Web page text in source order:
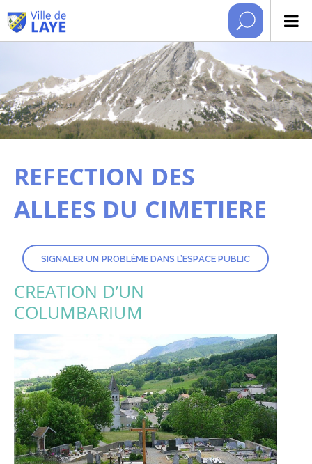
REFECTION DES
ALLEES DU CIMETIERE
SIGNALER UN PROBLÈME DANS L’ESPACE PUBLIC
CREATION D’UN
COLUMBARIUM